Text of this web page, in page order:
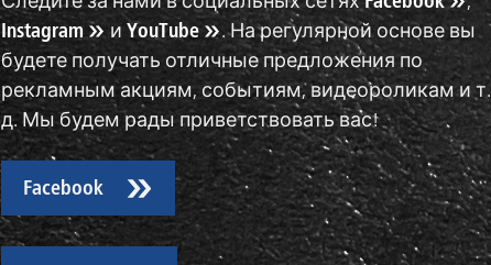
Instagram
и YouTube
. На регулярной основе вы
будете получать отличные предложения по
рекламным акциям, событиям, видеороликам и т.
д. Мы будем рады приветствовать вас!
Facebook